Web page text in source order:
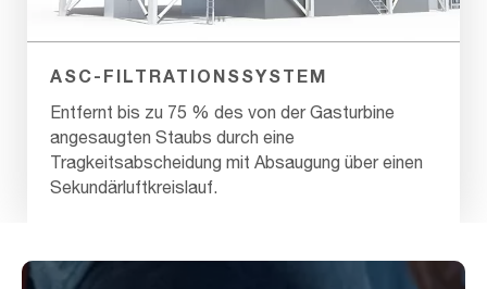
ASC-FILTRATIONSSYSTEM
Entfernt bis zu 75 % des von der Gasturbine
angesaugten Staubs durch eine
Tragkeitsabscheidung mit Absaugung über einen
Sekundärluftkreislauf.